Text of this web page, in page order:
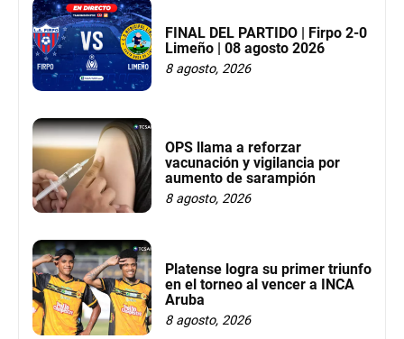
FINAL DEL PARTIDO | Firpo 2-0
Limeño | 08 agosto 2026
8 agosto, 2026
OPS llama a reforzar
vacunación y vigilancia por
aumento de sarampión
8 agosto, 2026
Platense logra su primer triunfo
en el torneo al vencer a INCA
Aruba
8 agosto, 2026